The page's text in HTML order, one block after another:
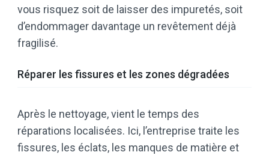
vous risquez soit de laisser des impuretés, soit
d’endommager davantage un revêtement déjà
fragilisé.
Réparer les fissures et les zones dégradées
Après le nettoyage, vient le temps des
réparations localisées. Ici, l’entreprise traite les
fissures, les éclats, les manques de matière et